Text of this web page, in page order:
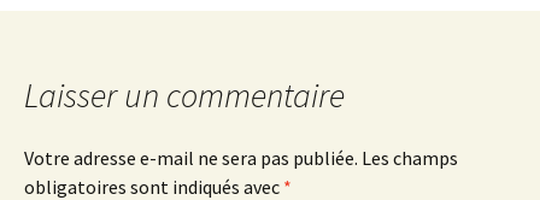
Laisser un commentaire
Votre adresse e-mail ne sera pas publiée. Les champs
obligatoires sont indiqués avec *